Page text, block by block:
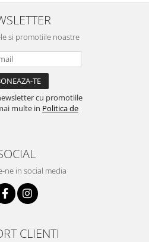
si promotiile noastre
cu promotiile
multe in Politica de
ne in social media
CLIENTI